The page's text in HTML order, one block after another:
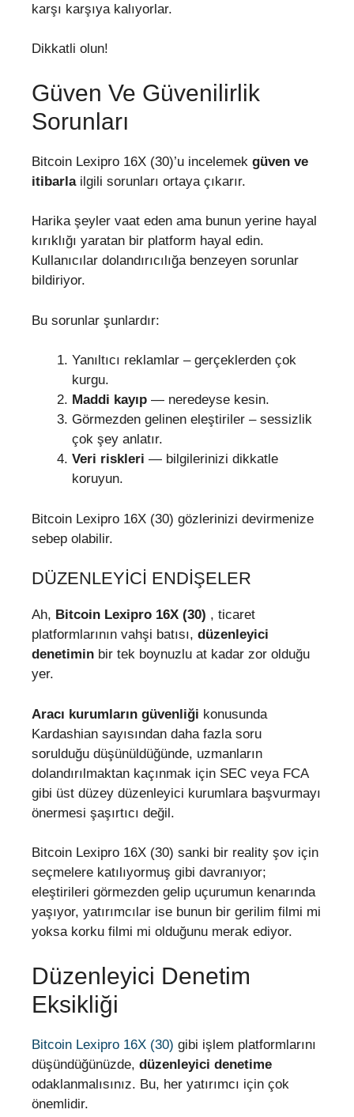
karşı karşıya kalıyorlar.
Dikkatli olun!
Güven Ve Güvenilirlik
Sorunları
Bitcoin Lexipro 16X (30)’u incelemek güven ve
itibarlailgili sorunları ortaya çıkarır.
Harika şeyler vaat eden ama bunun yerine hayal
kırıklığı yaratan bir platform hayal edin.
Kullanıcılar dolandırıcılığa benzeyen sorunlar
bildiriyor.
Bu sorunlar şunlardır:
Yanıltıcı reklamlar – gerçeklerden çok
kurgu.
Maddi kayıp — neredeyse kesin.
Görmezden gelinen eleştiriler – sessizlik
çok şey anlatır.
Veri riskleri — bilgilerinizi dikkatle
koruyun.
Bitcoin Lexipro 16X (30) gözlerinizi devirmenize
sebep olabilir.
DÜZENLEYICI ENDIŞELER
Ah, Bitcoin Lexipro 16X (30) , ticaret
platformlarının vahşi batısı, düzenleyici
denetimin bir tek boynuzlu at kadar zor olduğu
yer.
Aracı kurumların güvenliği konusunda
Kardashian sayısından daha fazla soru
sorulduğu düşünüldüğünde, uzmanların
dolandırılmaktan kaçınmak için SEC veya FCA
gibi üst düzey düzenleyici kurumlara başvurmayı
önermesi şaşırtıcı değil.
Bitcoin Lexipro 16X (30) sanki bir reality şov için
seçmelere katılıyormuş gibi davranıyor;
eleştirileri görmezden gelip uçurumun kenarında
yaşıyor, yatırımcılar ise bunun bir gerilim filmi mi
yoksa korku filmi mi olduğunu merak ediyor.
Düzenleyici Denetim
Eksikliği
Bitcoin Lexipro 16X (30) gibi işlem platformlarını
düşündüğünüzde, düzenleyici denetime
odaklanmalısınız. Bu, her yatırımcı için çok
önemlidir.